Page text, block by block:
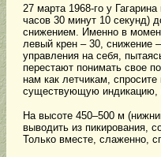
27 марта 1968-го у
часов 30 минут 10 секунд)
снижением. Именно в
левый крен – 30, снижение
управления на себя,
перестают понимать свое
нам как летчикам,
существующую индикацию,
На высоте 450–500 м
выводить из пикирования,
Только вместе, слаженно,